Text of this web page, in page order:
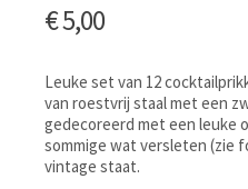
€5,00
Leuke set van 12
van roestvrij staal met een
gedecoreerd met een leuke
sommige wat versleten (zie
vintage staat.